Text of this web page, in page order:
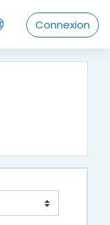
Connexion